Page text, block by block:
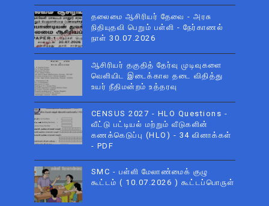
தலைமை ஆசிரியர் தேவை - அரசு
நிதியுதவி பெறும் பள்ளி - நேர்காணல்
நாள் 30.07.2026
ஆசிரியர் தகுதித் தேர்வு முடிவுகளை
வெளியிட இடைக்கால தடை விதித்து
உயர் நீதிமன்றம் உத்தரவு
CENSUS 2027 - HLO Questions -
வீட்டு பட்டியல் மற்றும் வீடுகளின்
கணக்கெடுப்பு (HLO) - 34 வினாக்கள்
- PDF
SMC - பள்ளி மேலாண்மைக் குழு
கூட்டம் ( 10.07.2026 ) கூட்டப்பொருள்